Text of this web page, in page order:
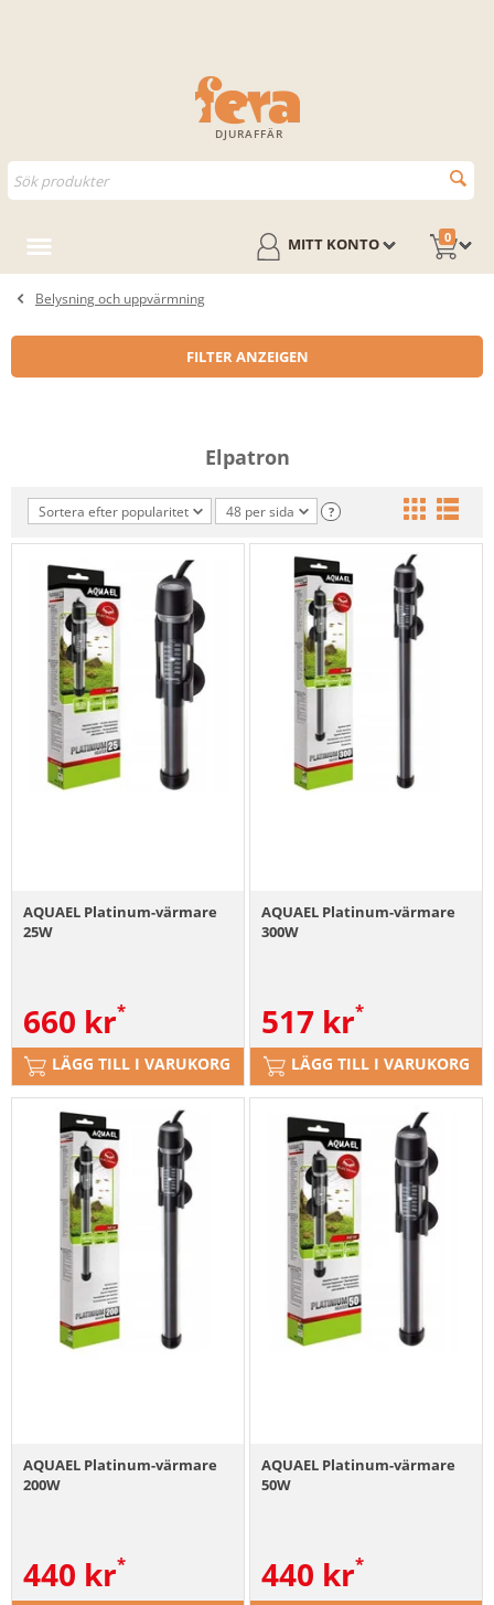
DJURAFFÄR
0
MITT KONTO
Belysning och uppvärmning
FILTER ANZEIGEN
Elpatron
Sortera efter popularitet 48 per sida ?
AQUAEL Platinum-värmare
25W
660 kr
LÄGG TILL I VARUKORG
AQUAEL Platinum-värmare
300W
517 kr
LÄGG TILL I VARUKORG
AQUAEL Platinum-värmare
200W
440 kr
AQUAEL Platinum-värmare
50W
440 kr